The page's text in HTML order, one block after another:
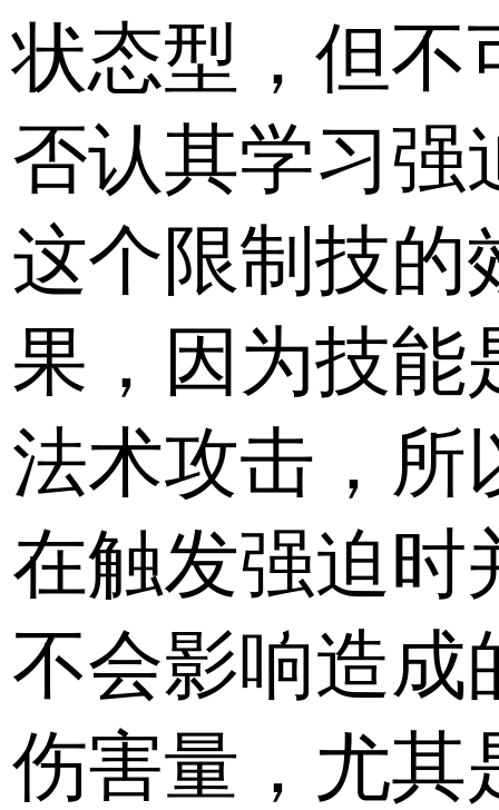
状态型，但不
否认其学习强
这个限制技的
果，因为技能
法术攻击，所
在触发强迫时
不会影响造成
伤害量，尤其